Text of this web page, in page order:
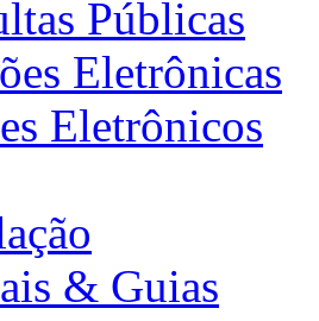
Públicas
Eletrônicas
Eletrônicos
& Guias